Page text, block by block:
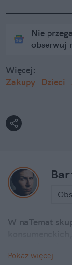
Nie
obserwuj
Więcej:
Zakupy
Dzieci
W naTemat
sprawy ważne i
Pokaż więcej